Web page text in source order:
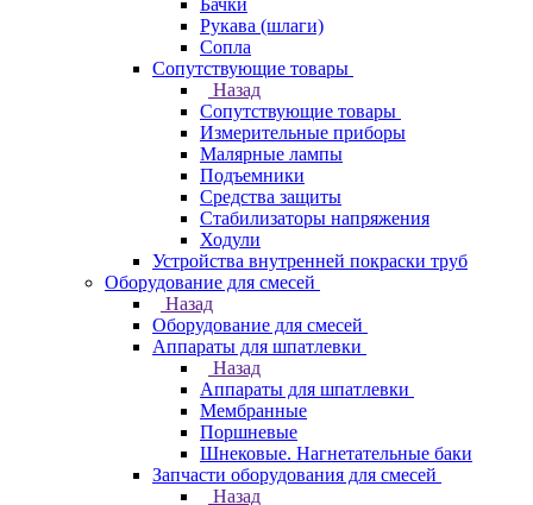
Бачки
Рукава (шлаги)
Сопла
Сопутствующие товары
Назад
Сопутствующие товары
Измерительные приборы
Малярные лампы
Подъемники
Средства защиты
Стабилизаторы напряжения
Ходули
Устройства внутренней покраски труб
Оборудование для смесей
Назад
Оборудование для смесей
Аппараты для шпатлевки
Назад
Аппараты для шпатлевки
Мембранные
Поршневые
Шнековые. Нагнетательные баки
Запчасти оборудования для смесей
Назад